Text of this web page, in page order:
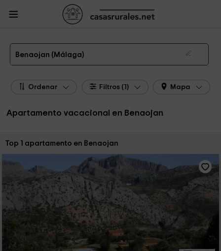
Casas Rurales
Apartamentos Málaga
Apartamentos Benaojan
Apartamento de alquiler en Benaojan
Benaojan (Málaga)
Ordenar Filtros (1) Mapa
Apartamento vacacional en Benaojan
Ordenar por:
Top 1 apartamento en Benaojan